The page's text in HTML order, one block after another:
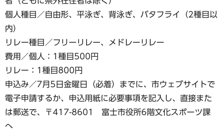
個人種目／自由形、平泳ぎ、背泳ぎ、バタフライ（2種目以
内）
リレー種目／フリーリレー、メドレーリレー
費用／個人：1種目500円
リレー：1種目800円
申込み／7月5日金曜日（必着）までに、市ウェブサイトで
電子申請するか、申込用紙に必要事項を記入し、直接また
は郵送で、〒417-8601 富士市役所6階文化スポーツ課
へ